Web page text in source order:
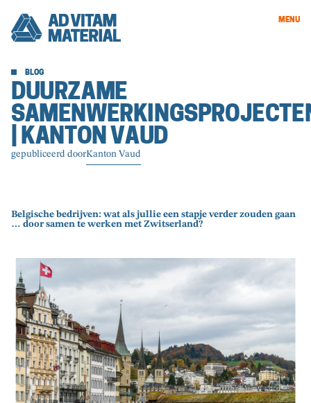
MENU
BLOG
DUURZAME
| KANTON VAUD
gepubliceerd doorKanton Vaud
Belgische bedrijven: wat als jullie een stapje verder zouden gaan
… door samen te werken met Zwitserland?